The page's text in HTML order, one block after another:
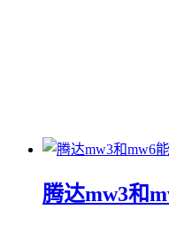
腾达mw3和